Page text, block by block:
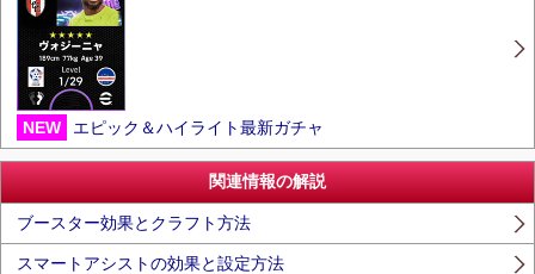
NEW エピック＆ハイライト最新ガチャ
関連情報の解説
ブースター効果とクラフト方法
スマートアシストの効果と設定方法